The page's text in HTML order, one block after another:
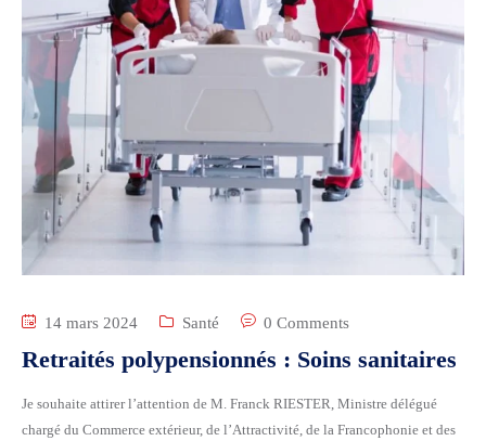
14 mars 2024 Santé 0 Comments
Retraités polypensionnés : Soins sanitaires
Je souhaite attirer l’attention de M. Franck RIESTER, Ministre délégué
chargé du Commerce extérieur, de l’Attractivité, de la Francophonie et des